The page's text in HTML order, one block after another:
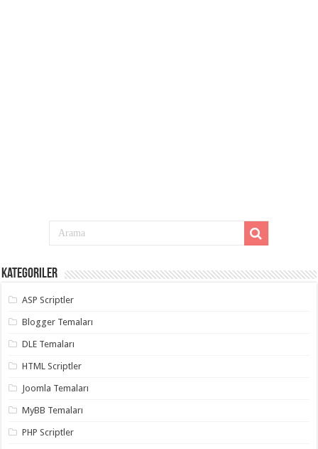
Kategoriler
ASP Scriptler
Blogger Temaları
DLE Temaları
HTML Scriptler
Joomla Temaları
MyBB Temaları
PHP Scriptler